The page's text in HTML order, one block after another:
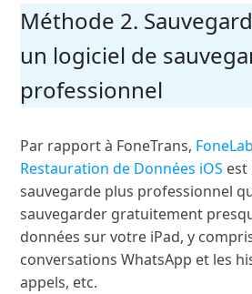
Méthode 2.
un logiciel de
professionnel
Par rapport à FoneTrans,
Restauration de Données iOS est
sauvegarde plus professionnel
sauvegarder gratuitement
données sur votre iPad, y
conversations WhatsApp et les
appels, etc.